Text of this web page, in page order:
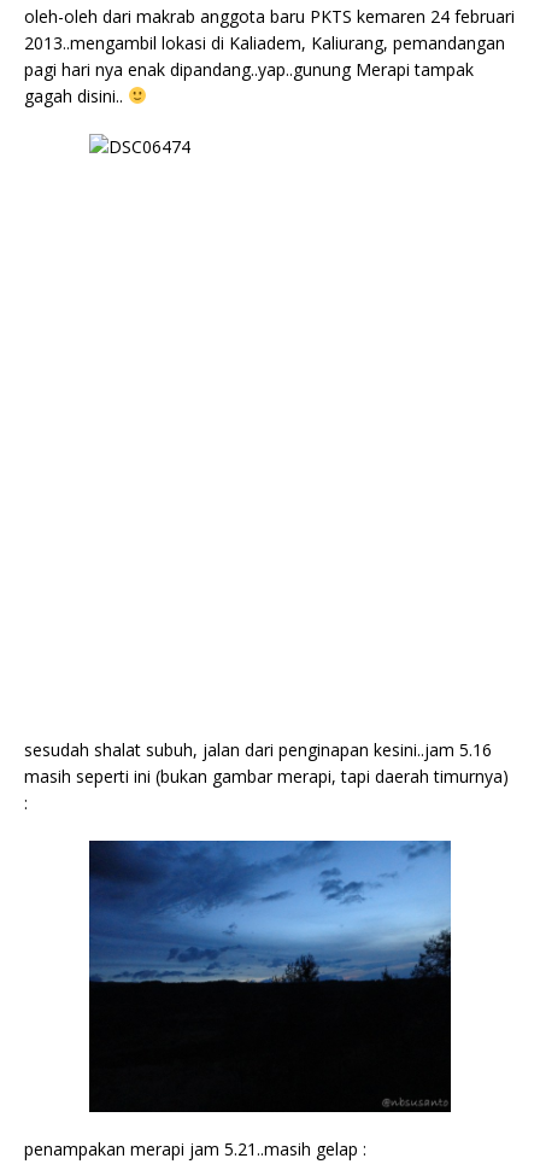
oleh-oleh dari makrab anggota baru PKTS kemaren 24 februari
2013..mengambil lokasi di Kaliadem, Kaliurang, pemandangan
pagi hari nya enak dipandang..yap..gunung Merapi tampak
gagah disini..
sesudah shalat subuh, jalan dari penginapan kesini..jam 5.16
masih seperti ini (bukan gambar merapi, tapi daerah timurnya)
:
penampakan merapi jam 5.21..masih gelap :